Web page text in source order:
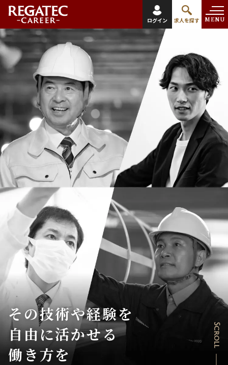
ログイン 求人を探す MENU
Scroll
その技術や経験を
自由に活かせる
働き方を